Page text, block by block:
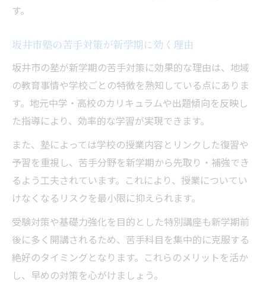
す。
坂井市塾の苦手対策が新学期に効く理由
坂井市の塾が新学期の苦手対策に効果的な理由は、地域
の教育事情や学校ごとの特徴を熟知している点にありま
す。地元中学・高校のカリキュラムや出題傾向を反映し
た指導により、効率的な学習が実現できます。
また、塾によっては学校の授業内容とリンクした復習や
予習を重視し、苦手分野を新学期から先取り・補強でき
るよう工夫されています。これにより、授業についてい
けなくなるリスクを最小限に抑えられます。
受験対策や基礎力強化を目的とした特別講座も新学期前
後に多く開講されるため、苦手科目を集中的に克服する
絶好のタイミングとなります。これらのメリットを活か
し、早めの対策を心がけましょう。